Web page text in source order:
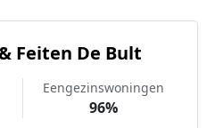
Feiten De Bult
Eengezinswoningen
96%